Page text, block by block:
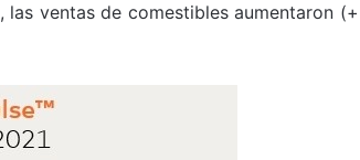
ventas de comestibles aumentaron (+